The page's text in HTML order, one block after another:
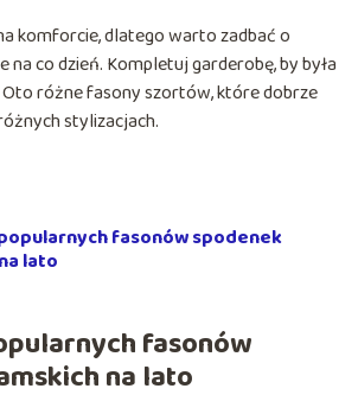
komforcie, dlatego warto zadbać o
na co dzień. Kompletuj garderobę, by była
różne fasony szortów, które dobrze
stylizacjach.
fasonów spodenek
lato
fasonów
na lato